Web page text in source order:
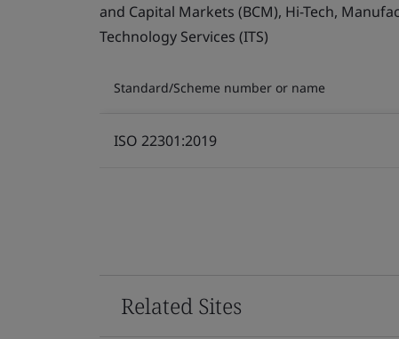
and Capital Markets (BCM), Hi-Tech,
Technology Services (ITS)
Standard/Scheme number or name
ISO 22301:2019
Related Sites